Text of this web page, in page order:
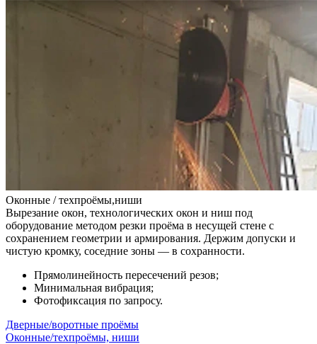
Оконные / техпроёмы,ниши
Вырезание окон, технологических окон и ниш под
оборудование методом резки проёма в несущей стене с
сохранением геометрии и армирования. Держим допуски и
чистую кромку, соседние зоны — в сохранности.
Прямолинейность пересечений резов;
Минимальная вибрация;
Фотофиксация по запросу.
Дверные/воротные проёмы
Оконные/техпроёмы, ниши